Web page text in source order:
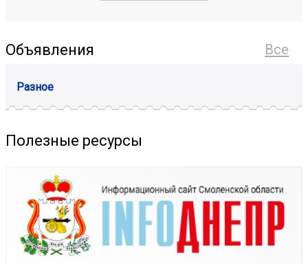
Все
Объявления
Разное
Полезные ресурсы